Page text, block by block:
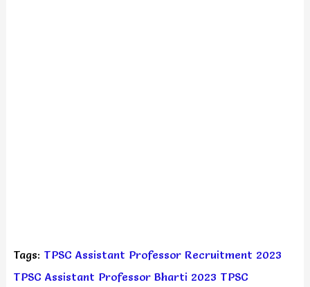
Tags: TPSC Assistant Professor Recruitment 2023
TPSC Assistant Professor Bharti 2023 TPSC